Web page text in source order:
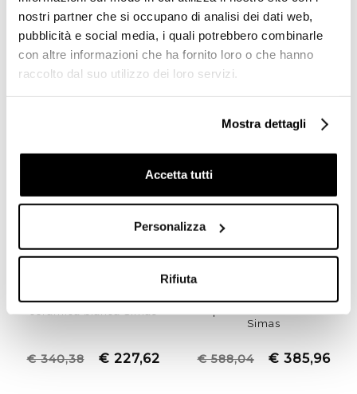
nostri partner che si occupano di analisi dei dati web,
pubblicità e social media, i quali potrebbero combinarle
con altre informazioni che ha fornito loro o che hanno
raccolto dal suo utilizzo dei loro servizi.
Mostra dettagli
Accetta tutti
Personalizza
Rifiuta
bianco
€ 73,20 € 54,90
ceramica bianca 100 cm -
Frozen, Simas
€ 851,56 € 554,44
Sanitari Lante Colonna per
lavabo 70 stile classico in
ceramica bianca Simas
€ 340,38 € 227,62
installazione su colonna o
Simas
€ 588,04 € 385,96